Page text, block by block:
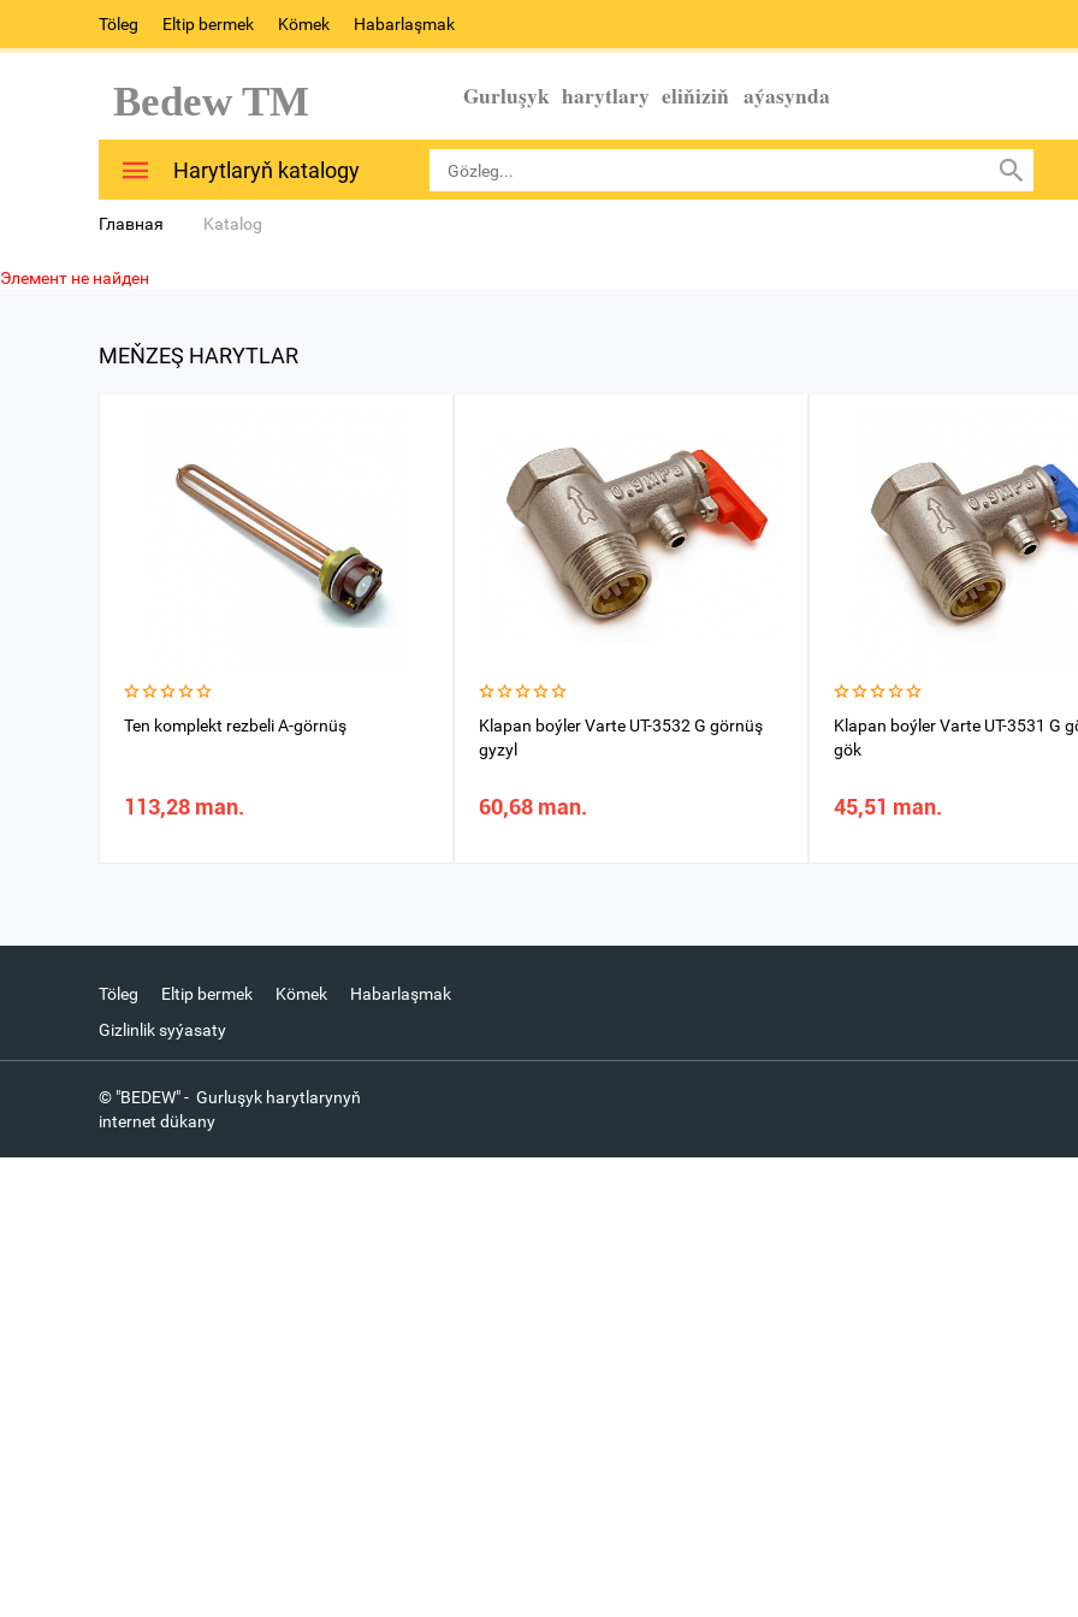
Töleg Eltip bermek Kömek Habarlaşmak
Bedew TM Gurluşyk harytlary eliňiziň aýasynda
Harytlaryň katalogy
Главная Katalog
Элемент не найден
MEŇZEŞ HARYTLAR
Ten komplekt rezbeli A-görnüş
113,28 man.
Klapan boýler Varte UT-3532 G görnüş
gyzyl
60,68 man.
Klapan boýler Varte UT-3531 G
gök
45,51 man.
Töleg Eltip bermek Kömek
Habarlaşmak
Gizlinlik syýasaty
© "BEDEW" - Gurluşyk harytlarynyň
internet dükany